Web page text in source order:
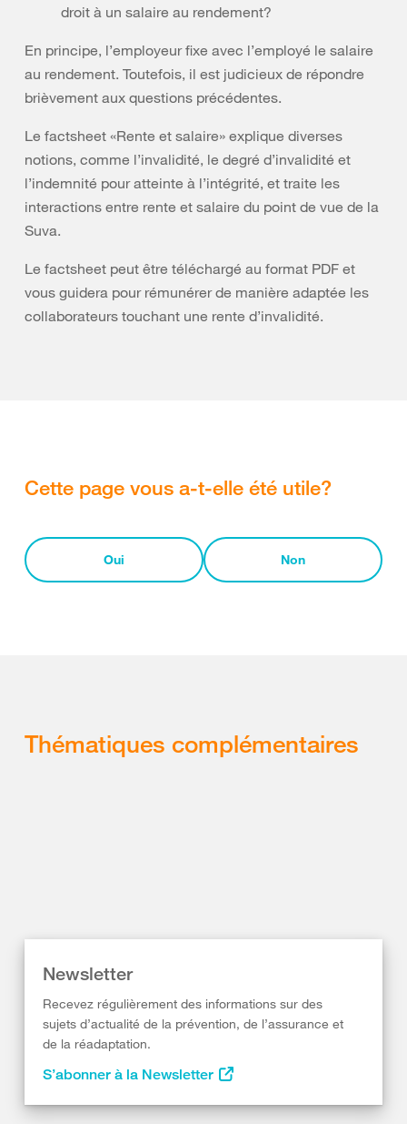
droit à un salaire au rendement?
En principe, l’employeur fixe avec l’employé le salaire
au rendement. Toutefois, il est judicieux de répondre
brièvement aux questions précédentes.
Le factsheet «Rente et salaire» explique diverses
notions, comme l’invalidité, le degré d’invalidité et
l’indemnité pour atteinte à l’intégrité, et traite les
interactions entre rente et salaire du point de vue de la
Suva.
Le factsheet peut être téléchargé au format PDF et
vous guidera pour rémunérer de manière adaptée les
collaborateurs touchant une rente d’invalidité.
Cette page vous a-t-elle été utile?
Oui Non
Thématiques complémentaires
Newsletter
Recevez régulièrement des informations sur des
sujets d’actualité de la prévention, de l’assurance et
de la réadaptation.
S’abonner à la Newsletter